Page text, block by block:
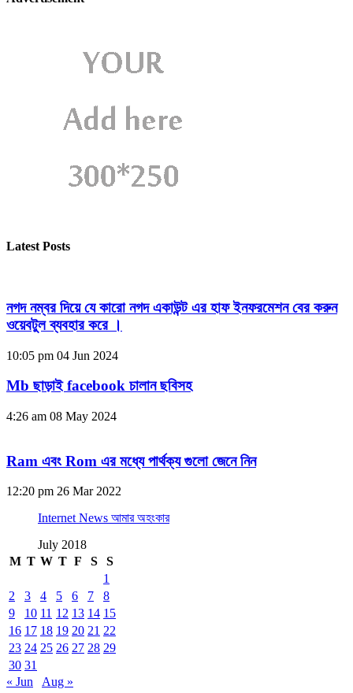
Latest Posts
নগদ নম্বর দিয়ে যে কারো নগদ একাউন্ট এর হাফ ইনফরমেশন বের করুন
ওয়েবটুল ব্যবহার করে ।
10:05 pm 04 Jun 2024
Mb ছাড়াই facebook চালান ছবিসহ
4:26 am 08 May 2024
Ram এবং Rom এর মধ্যে পার্থক্য গুলো জেনে নিন
12:20 pm 26 Mar 2022
Internet News আমার অহংকার
July 2018
M T W T F S
S
1
2
3 4 5 6 7
8
9
10 11 12 13 14 15
16 17 18 19 20 21 22
23 24 25 26 27 28 29
30 31
« Jun
Aug »